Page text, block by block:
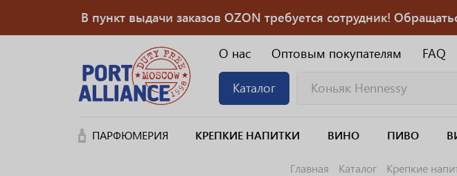
В пункт выдачи заказов OZON требуется сотрудник!
О нас Оптовым покупателям FAQ
Каталог
ПАРФЮМЕРИЯ КРЕПКИЕ НАПИТКИ ВИНО ПИВО
Главная Каталог Крепкие